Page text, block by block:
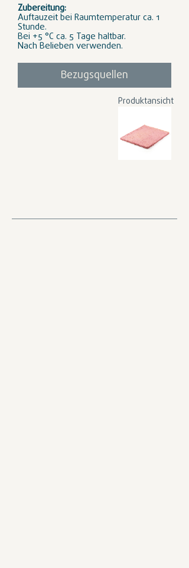
Zubereitung:
Auftauzeit bei Raumtemperatur ca. 1
Stunde.
Bei +5 °C ca. 5 Tage haltbar.
Nach Belieben verwenden.
Bezugsquellen
Produktansicht